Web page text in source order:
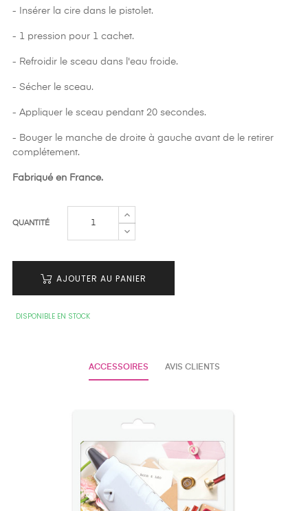
- Insérer la cire dans le pistolet.
- 1 pression pour 1 cachet.
- Refroidir le sceau dans l'eau froide.
- Sécher le sceau.
- Appliquer le sceau pendant 20 secondes.
- Bouger le manche de droite à gauche avant de le retirer
complétement.
Fabriqué en France.
QUANTITÉ
AJOUTER AU PANIER
DISPONIBLE EN STOCK
ACCESSOIRES AVIS CLIENTS